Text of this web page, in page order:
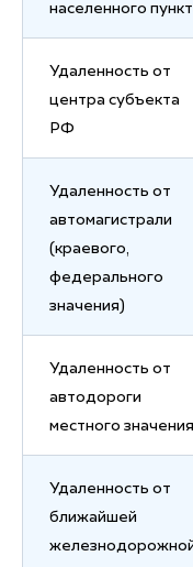
населенного
Удаленность от
центра субъекта
РФ
Удаленность от
автомагистрали
(краевого,
федерального
значения)
Удаленность от
автодороги
местного значения
Удаленность от
ближайшей